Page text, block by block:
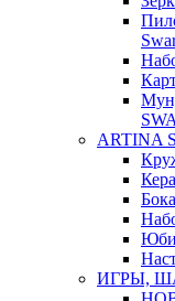
ARTINA
ИГРЫ,